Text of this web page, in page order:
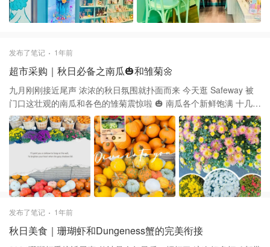
发布了笔记 1年前
超市采购｜秋日必备之南瓜🎃和雏菊🌼
九月刚刚接近尾声 浓浓的秋日氛围就扑面而来 今天逛 Safeway 被
门口这壮观的南瓜和各色的雏菊震惊啦 🎃 南瓜各个新鲜饱满 十几种
小南瓜，经典的橙色大南瓜 还有各种丑丑的特色南瓜，挑花了眼 最
贵的也才69美分一磅，感觉价格也很好 🌼 小雏菊的颜色更是美的艳
丽 最爱粉黄色的这款，又仙又靓丽！ 小盆的价格6.99 最大的也不到
20，秋天必入款啦💕
发布了笔记 1年前
秋日美食｜珊瑚虾和Dungeness蟹的完美衔接